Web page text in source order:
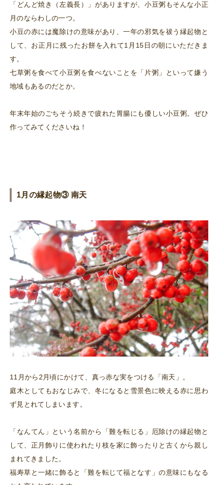
「どんど焼き（左義長）」がありますが、小豆粥もそんな小正
月のならわしの一つ。
小豆の赤には魔除けの意味があり、一年の邪気を祓う縁起物と
して、お正月に残ったお餅を入れて1月15日の朝にいただきま
す。
七草粥を食べて小豆粥を食べないことを「片粥」といって嫌う
地域もあるのだとか。
年末年始のごちそう続きで疲れた胃腸にも優しい小豆粥。ぜひ
作ってみてくださいね！
1月の縁起物③ 南天
11月から2月頃にかけて、真っ赤な実をつける「南天」。
庭木としてもおなじみで、冬になると雪景色に映える赤に思わ
ず見とれてしまいます。
「なんてん」という名前から「難を転じる」厄除けの縁起物と
して、正月飾りに使われたり枝を家に飾ったりと古くから親し
まれてきました。
福寿草と一緒に飾ると「難を転じて福となす」の意味にもなる